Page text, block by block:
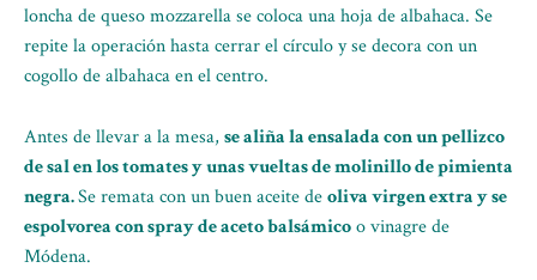
loncha de queso mozzarella se coloca una hoja de albahaca. Se
repite la operación hasta cerrar el círculo y se decora con un
cogollo de albahaca en el centro.
Antes de llevar a la mesa, se aliña la ensalada con un pellizco
de sal en los tomates y unas vueltas de molinillo de pimienta
negra.Se remata con un buen aceite deoliva virgen extra y se
espolvorea con spray de aceto balsámicoo vinagre de
Módena.